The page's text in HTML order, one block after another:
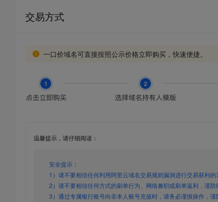
交易方式
一口价域名可直接按照公示价格立即购买，快速便捷。
温馨提示，请仔细阅读：
安全提示：
1）请不要相信任何利用阿里云域名交易规则漏洞进行交易获利
2）请不要相信任何方式的刷单行为、网络兼职或刷单返利，谨防
3）通过专属银行账号向非本人账号充值时，请务必谨慎操作，